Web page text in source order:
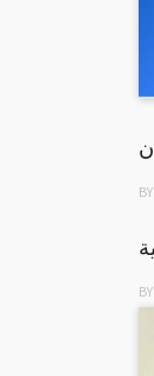
BY
BY